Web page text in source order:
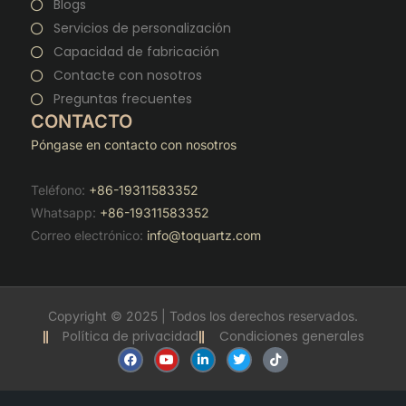
Blogs
Servicios de personalización
Capacidad de fabricación
Contacte con nosotros
Preguntas frecuentes
CONTACTO
Póngase en contacto con nosotros
Teléfono: +86-19311583352
Whatsapp: +86-19311583352
Correo electrónico: info@toquartz.com
Copyright © 2025 | Todos los derechos reservados.
Política de privacidad
Condiciones generales
F
a
c
Y
o
u
L
i
n
T
w
i
T
i
k